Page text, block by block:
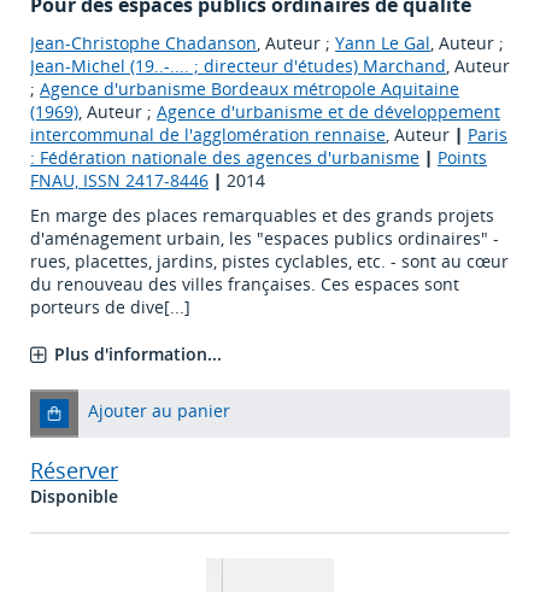
Jean-Christophe Chadanson, Auteur ; Yann Le Gal, Auteur ;
Jean-Michel (19..-.... ; directeur d'études) Marchand, Auteur
; Agence d'urbanisme Bordeaux métropole Aquitaine
(1969), Auteur ; Agence d'urbanisme et de développement
intercommunal de l'agglomération rennaise, Auteur | Paris
: Fédération nationale des agences d'urbanisme | Points
FNAU, ISSN 2417-8446 | 2014
En marge des places remarquables et des grands projets
d'aménagement urbain, les "espaces publics ordinaires" -
rues, placettes, jardins, pistes cyclables, etc. - sont au cœur
du renouveau des villes françaises. Ces espaces sont
porteurs de dive[...]
Plus d'information...
Ajouter au panier
Réserver
Disponible